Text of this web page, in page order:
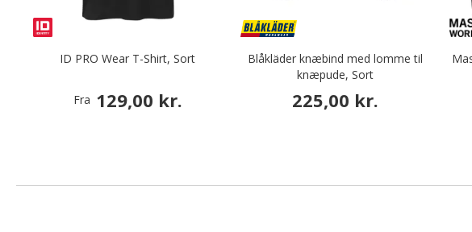
ID PRO Wear T-Shirt, Sort
Fra 129,00 kr.
Blåkläder knæbind med lomme til
knæpude, Sort
225,00 kr.